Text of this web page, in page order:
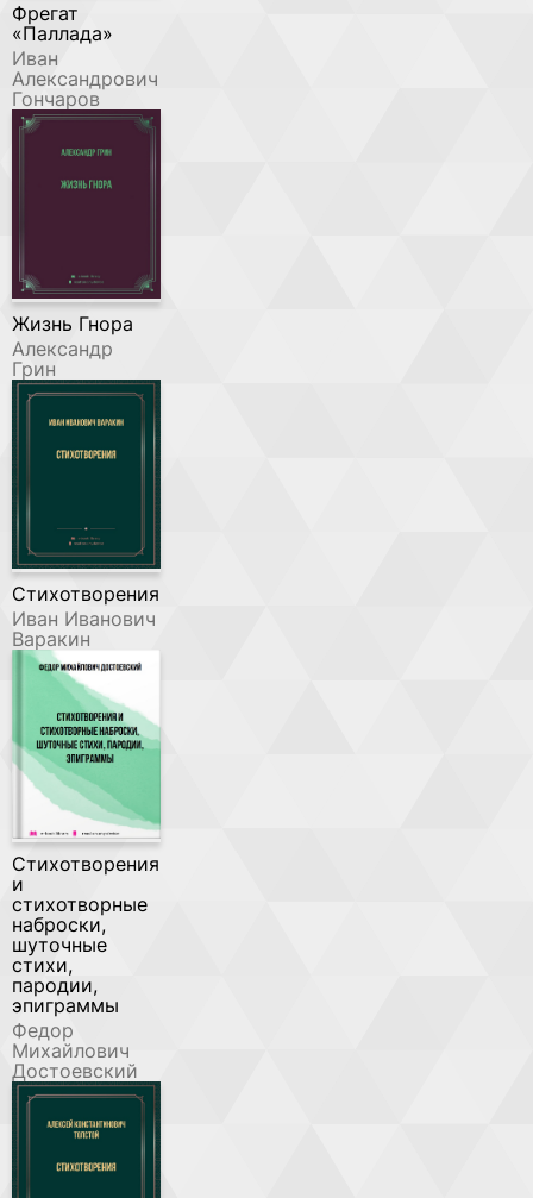
Фрегат
«Паллада»
Иван
Александрович
Гончаров
Жизнь Гнора
Александр
Грин
Стихотворения
Иван Иванович
Варакин
Стихотворения
и
стихотворные
наброски,
шуточные
стихи,
пародии,
эпиграммы
Федор
Михайлович
Достоевский